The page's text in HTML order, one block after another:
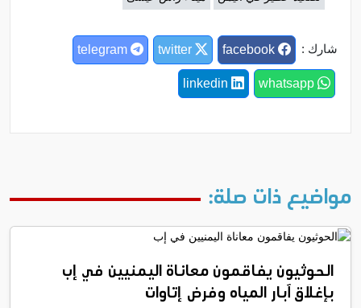
شارك :
مواضيع ذات صلة:
الحوثيون يفاقمون معاناة اليمنيين في إب
بإغلاق آبار المياه وفرض إتاوات